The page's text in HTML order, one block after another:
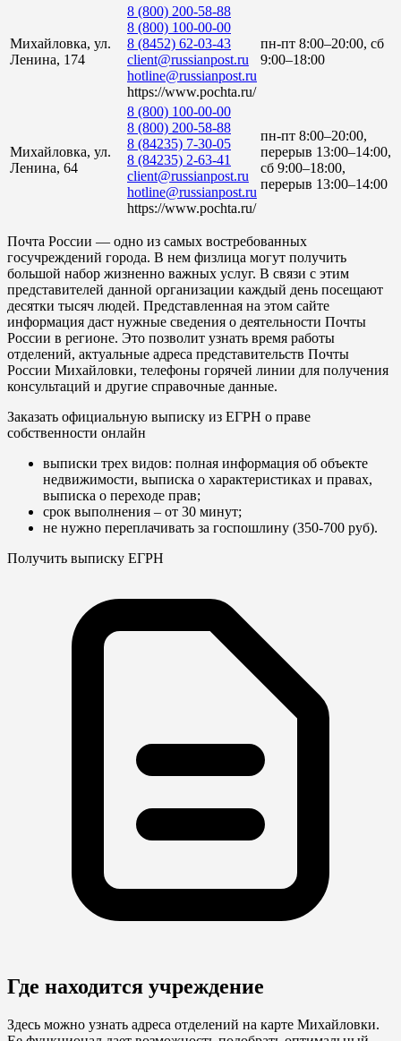
Михайловка, ул.
Ленина, 174
8 (800) 200-58-88
8 (800) 100-00-00
8 (8452) 62-03-43
client@russianpost.ru
hotline@russianpost.ru
https://www.pochta.ru/
пн-пт 8:00–20:00, сб
9:00–18:00
Михайловка, ул.
Ленина, 64
8 (800) 100-00-00
8 (800) 200-58-88
8 (84235) 7-30-05
8 (84235) 2-63-41
client@russianpost.ru
hotline@russianpost.ru
https://www.pochta.ru/
пн-пт 8:00–20:00,
перерыв 13:00–14:00,
сб 9:00–18:00,
перерыв 13:00–14:00
Почта России — одно из самых востребованных
госучреждений города. В нем физлица могут получить
большой набор жизненно важных услуг. В связи с этим
представителей данной организации каждый день посещают
десятки тысяч людей. Представленная на этом сайте
информация даст нужные сведения о деятельности Почты
России в регионе. Это позволит узнать время работы
отделений, актуальные адреса представительств Почты
России Михайловки, телефоны горячей линии для получения
консультаций и другие справочные данные.
Заказать официальную выписку из ЕГРН о праве
собственности онлайн
выписки трех видов: полная информация об объекте
недвижимости, выписка о характеристиках и правах,
выписка о переходе прав;
срок выполнения – от 30 минут;
не нужно переплачивать за госпошлину (350-700 руб).
Получить выписку ЕГРН
Где находится учреждение
Здесь можно узнать адреса отделений на карте Михайловки.